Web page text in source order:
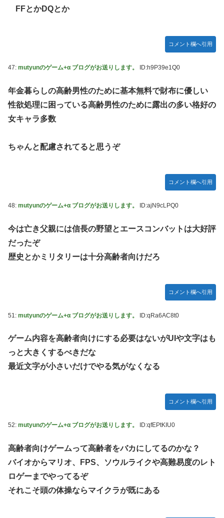
FFとかDQとか
コメント欄へ引用
47: mutyunのゲーム+α ブログがお送りします。 ID:h9P39e1Q0
年金暮らしの高齢男性のために基本無料で財布に優しい
性欲処理に困っている高齢男性のために露出の多い格好の
女キャラ多数
ちゃんと配慮されてると思うぞ
コメント欄へ引用
48: mutyunのゲーム+α ブログがお送りします。 ID:ajN9cLPQ0
今は亡き父親には信長の野望とエースコンバットは大好評
だったぞ
歴史とかミリタリーは十分高齢者向けだろ
コメント欄へ引用
51: mutyunのゲーム+α ブログがお送りします。 ID:qRa6AC8t0
ゲーム内容を高齢者向けにする必要はないがUIや文字はも
っと大きくするべきだな
最近文字が小さいだけでやる気がなくなる
コメント欄へ引用
52: mutyunのゲーム+α ブログがお送りします。 ID:qfEPtKIU0
高齢者向けゲームって高齢者をバカにしてるのかな？
バイオからマリオ、FPS、ソウルライクや高難易度のレト
ロゲーまでやってるぞ
それこそ頭の体操ならマイクラが既にある